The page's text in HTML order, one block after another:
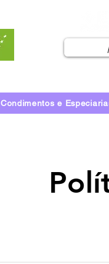
Condimentos e